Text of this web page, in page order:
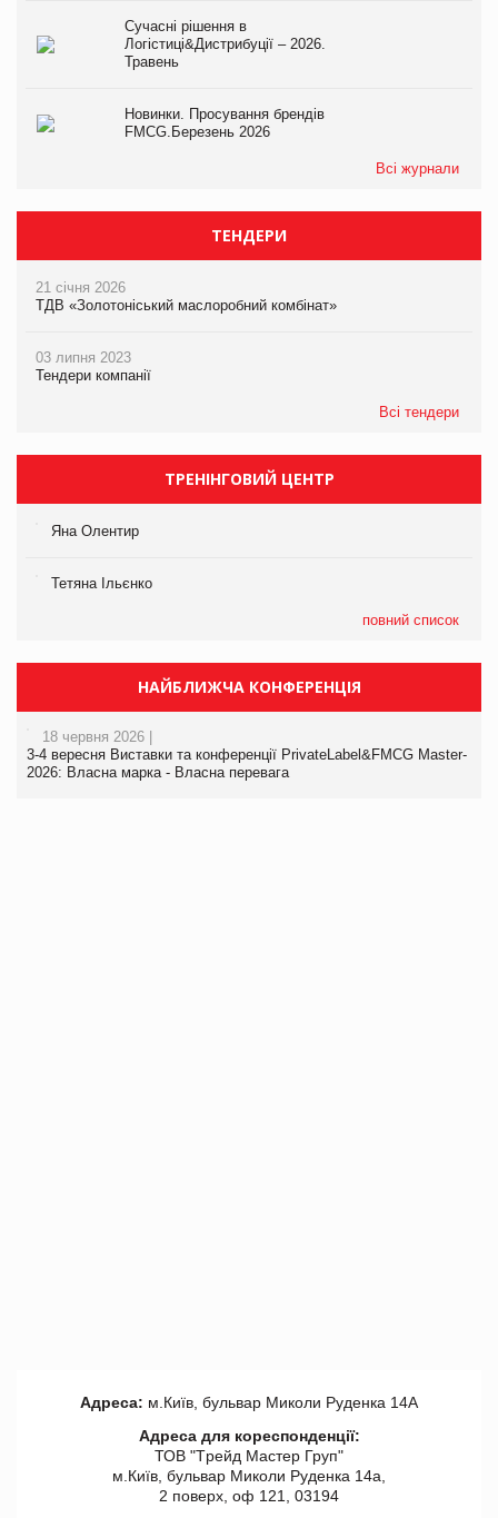
Сучасні рішення в
Логістиці&Дистрибуції – 2026.
Травень
Новинки. Просування брендів
FMCG.Березень 2026
Всі журнали
ТЕНДЕРИ
21 січня 2026
ТДВ «Золотоніський маслоробний комбінат»
03 липня 2023
Тендери компанії
Всі тендери
ТРЕНІНГОВИЙ ЦЕНТР
Яна Олентир
Тетяна Ільєнко
повний список
НАЙБЛИЖЧА КОНФЕРЕНЦІЯ
18 червня 2026 |
3-4 вересня Виставки та конференції PrivateLabel&FMCG Master-
2026: Власна марка - Власна перевага
Адреса: м.Київ, бульвар Миколи Руденка 14А
Адреса для кореспонденції:
ТОВ "Tрейд Мастер Груп"
м.Київ, бульвар Миколи Руденка 14а,
2 поверх, оф 121, 03194